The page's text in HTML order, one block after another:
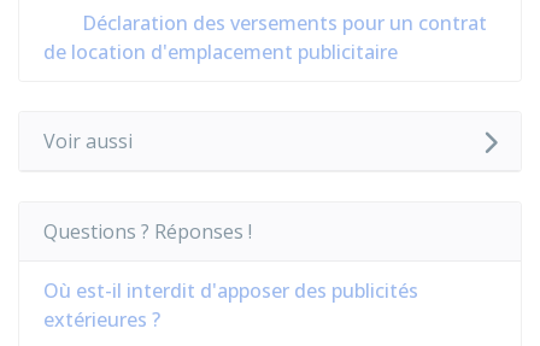
Déclaration des versements pour un contrat
de location d'emplacement publicitaire
Voir aussi
Questions ? Réponses !
Où est-il interdit d'apposer des publicités
extérieures ?